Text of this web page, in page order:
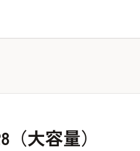
大容量）